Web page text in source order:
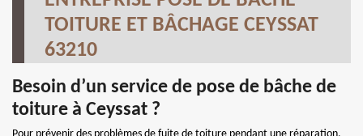
TOITURE ET BÂCHAGE CEYSSAT
63210
Besoin d’un service de pose de bâche de
toiture à Ceyssat ?